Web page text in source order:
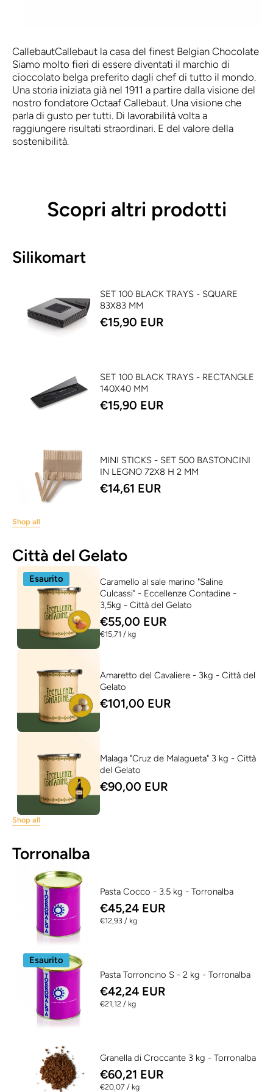
CallebautCallebaut la casa del finest Belgian Chocolate
Siamo molto fieri di essere diventati il marchio di
cioccolato belga preferito dagli chef di tutto il mondo.
Una storia iniziata già nel 1911 a partire dalla visione del
nostro fondatore Octaaf Callebaut. Una visione che
parla di gusto per tutti. Di lavorabilità volta a
raggiungere risultati straordinari. E del valore della
sostenibilità.
Scopri altri prodotti
Silikomart
SET 100 BLACK TRAYS - SQUARE
83X83 MM
€15,90 EUR
SET 100 BLACK TRAYS - RECTANGLE
140X40 MM
€15,90 EUR
MINI STICKS - SET 500 BASTONCINI
IN LEGNO 72X8 H 2 MM
€14,61 EUR
Shop all
Città del Gelato
Esaurito
Caramello al sale marino "Saline
Culcassi" - Eccellenze Contadine -
3,5kg - Città del Gelato
€55,00 EUR
€15,71 / per
kg
Amaretto del Cavaliere - 3kg - Città del
Gelato
€101,00 EUR
Malaga "Cruz de Malagueta" 3 kg - Città
del Gelato
€90,00 EUR
Shop all
Torronalba
Pasta Cocco - 3.5 kg - Torronalba
€45,24 EUR
€12,93 / per
kg
Esaurito
Pasta Torroncino S - 2 kg - Torronalba
€42,24 EUR
€21,12 / per
kg
Granella di Croccante 3 kg - Torronalba
€60,21 EUR
€20,07 / per
kg